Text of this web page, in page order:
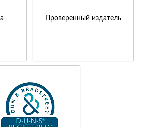
Проверенный издатель